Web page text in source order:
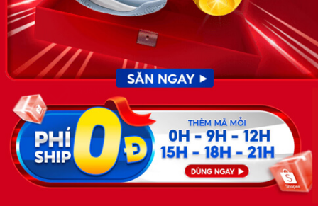
Giấy phép hoạt động dịch vụ
việc làm số 54/2019/SLĐTBXH-
GP do Sở lao động thương
binh và xã hội cấp ngày 30
tháng 12 năm 2019.